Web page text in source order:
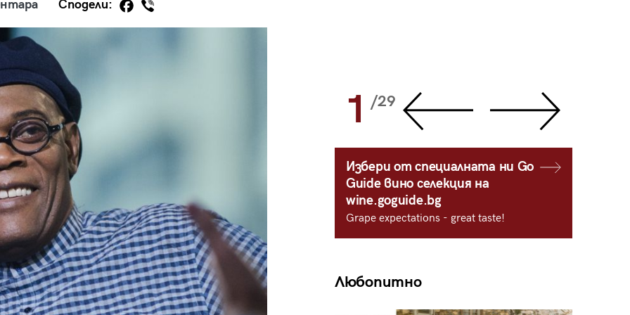
Сподели:
29 1 /29
Избери от специалната ни Go
Guide вино селекция на
wine.goguide.bg
Grape expectations - great taste!
Любопитно